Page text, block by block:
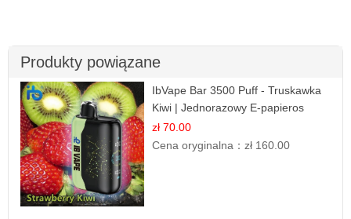
Produkty powiązane
IbVape Bar 3500 Puff - Truskawka
Kiwi | Jednorazowy E-papieros
zł 70.00
Cena oryginalna：zł 160.00